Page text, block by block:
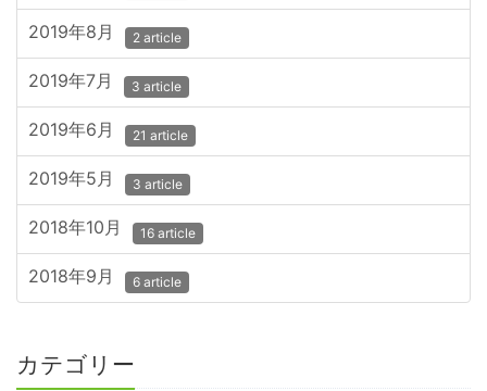
2019年8月 2 article
2019年7月 3 article
2019年6月 21 article
2019年5月 3 article
2018年10月 16 article
2018年9月 6 article
カテゴリー